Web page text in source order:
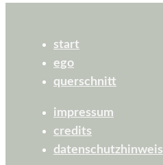
start
ego
querschnitt
impressum
credits
datenschutzhinweis